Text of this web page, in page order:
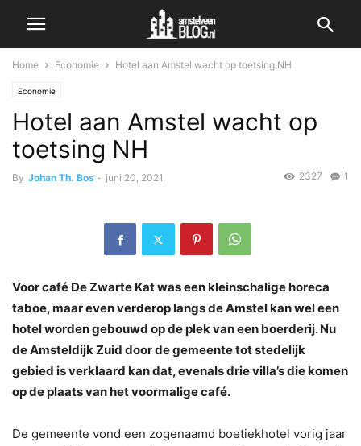
Home Economie Hotel aan Amstel wacht op toetsing NH
Economie
Hotel aan Amstel wacht op
toetsing NH
By Johan Th. Bos - juni 20, 2021 1
2327
Voor café De Zwarte Kat was een kleinschalige horeca
taboe, maar even verderop langs de Amstel kan wel een
hotel worden gebouwd op de plek van een boerderij. Nu
de Amsteldijk Zuid door de gemeente tot stedelijk
gebied is verklaard kan dat, evenals drie villa’s die komen
op de plaats van het voormalige café.
De gemeente vond een zogenaamd boetiekhotel vorig jaar